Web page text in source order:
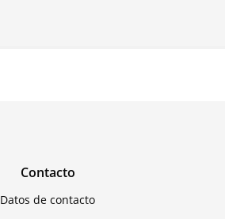
Contacto
Datos de contacto